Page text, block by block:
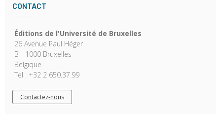
CONTACT
Éditions de l'Université de Bruxelles
26 Avenue Paul Héger
B - 1000 Bruxelles
Belgique
Tel : +32 2 650.37.99
Contactez-nous